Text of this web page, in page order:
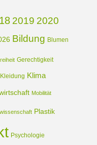
2019 2020
Bildung Blumen
Gerechtigkeit
Kleidung Klima
Mobilität
Plastik
Psychologie